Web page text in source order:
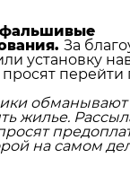
фальшивые
За
установку
просят перейти
обманывают
жилье.
на самом